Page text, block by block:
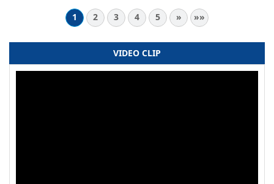
1
2 3 4 5 » »»
VIDEO CLIP